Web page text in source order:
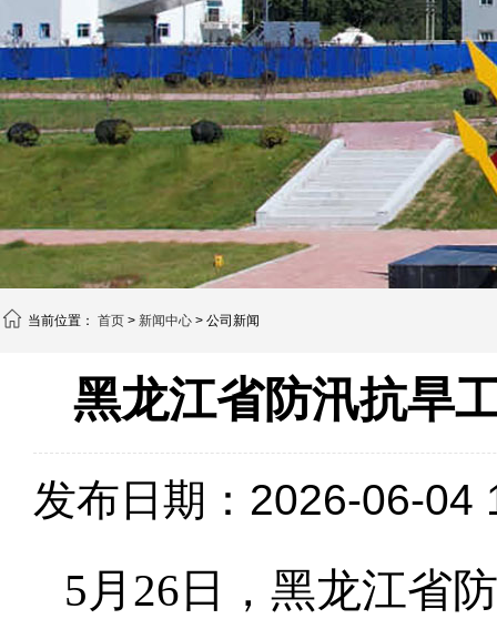
当前位置： 首页 > 新闻中心 > 公司新闻
黑龙江省防汛抗旱
发布日期：2026-06-04
5 月26日，黑龙江省